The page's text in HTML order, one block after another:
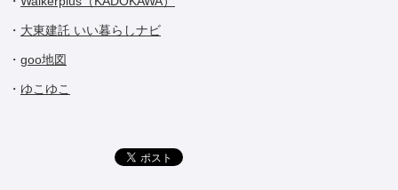
・ 大東建託 いい暮らしナビ
・ goo地図
・ ゆこゆこ